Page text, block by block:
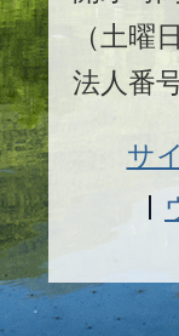
（土曜
法人番
サ